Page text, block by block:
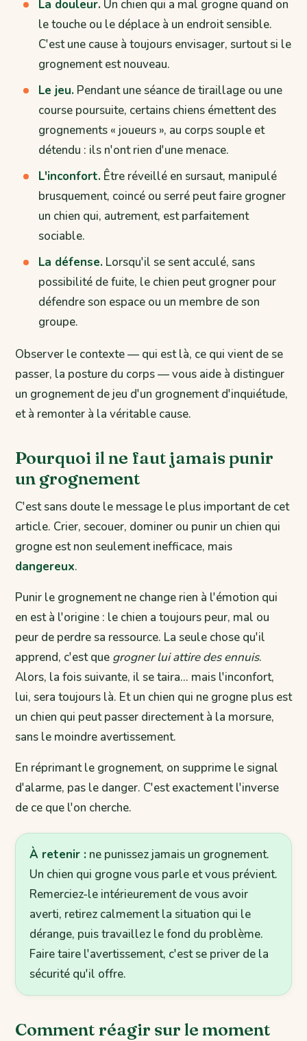
La douleur. Un chien qui a mal grogne quand on
le touche ou le déplace à un endroit sensible.
C'est une cause à toujours envisager, surtout si le
grognement est nouveau.
Le jeu. Pendant une séance de tiraillage ou une
course poursuite, certains chiens émettent des
grognements « joueurs », au corps souple et
détendu : ils n'ont rien d'une menace.
L'inconfort. Être réveillé en sursaut, manipulé
brusquement, coincé ou serré peut faire grogner
un chien qui, autrement, est parfaitement
sociable.
La défense. Lorsqu'il se sent acculé, sans
possibilité de fuite, le chien peut grogner pour
défendre son espace ou un membre de son
groupe.
Observer le contexte — qui est là, ce qui vient de se
passer, la posture du corps — vous aide à distinguer
un grognement de jeu d'un grognement d'inquiétude,
et à remonter à la véritable cause.
Pourquoi il ne faut jamais punir
un grognement
C'est sans doute le message le plus important de cet
article. Crier, secouer, dominer ou punir un chien qui
grogne est non seulement inefficace, mais
dangereux.
Punir le grognement ne change rien à l'émotion qui
en est à l'origine : le chien a toujours peur, mal ou
peur de perdre sa ressource. La seule chose qu'il
apprend, c'est que grogner lui attire des ennuis.
Alors, la fois suivante, il se taira… mais l'inconfort,
lui, sera toujours là. Et un chien qui ne grogne plus est
un chien qui peut passer directement à la morsure,
sans le moindre avertissement.
En réprimant le grognement, on supprime le signal
d'alarme, pas le danger. C'est exactement l'inverse
de ce que l'on cherche.
À retenir : ne punissez jamais un grognement.
Un chien qui grogne vous parle et vous prévient.
Remerciez-le intérieurement de vous avoir
averti, retirez calmement la situation qui le
dérange, puis travaillez le fond du problème.
Faire taire l'avertissement, c'est se priver de la
sécurité qu'il offre.
Comment réagir sur le moment